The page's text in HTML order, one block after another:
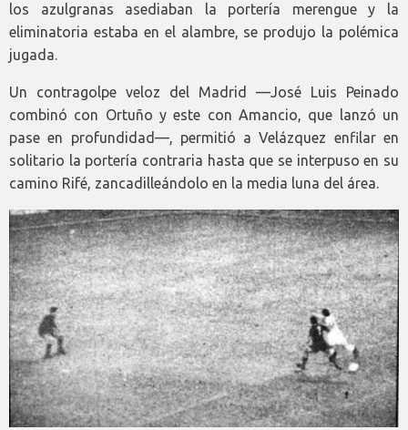
los azulgranas asediaban la portería merengue y la
eliminatoria estaba en el alambre, se produjo la polémica
jugada.
Un contragolpe veloz del Madrid —José Luis Peinado
combinó con Ortuño y este con Amancio, que lanzó un
pase en profundidad—, permitió a Velázquez enfilar en
solitario la portería contraria hasta que se interpuso en su
camino Rifé, zancadilleándolo en la media luna del área.